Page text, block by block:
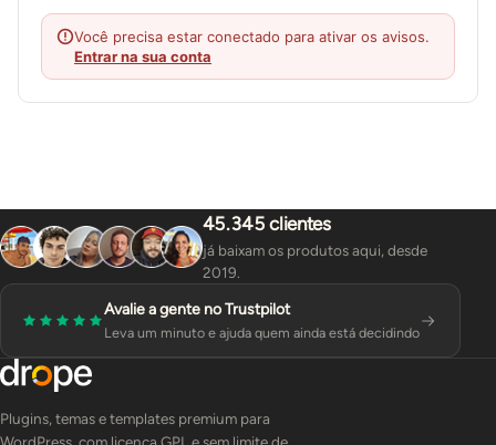
Você precisa estar conectado para ativar os avisos.
Entrar na sua conta
45.345 clientes
já baixam os produtos aqui, desde
2019.
Avalie a gente no Trustpilot
Leva um minuto e ajuda quem ainda está decidindo
Plugins, temas e templates premium para